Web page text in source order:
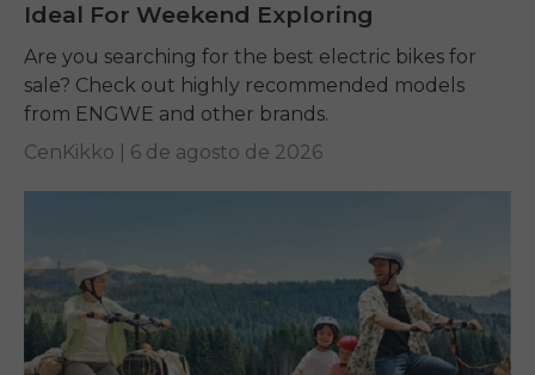
Ideal For Weekend Exploring
Are you searching for the best electric bikes for
sale? Check out highly recommended models
from ENGWE and other brands.
CenKikko | 6 de agosto de 2026